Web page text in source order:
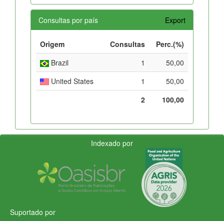
Consultas por país Export
Origem Consultas
Perc.(%)
Brazil
1
50,00
United States
1
50,00
2
100,00
Indexado por
Suportado por